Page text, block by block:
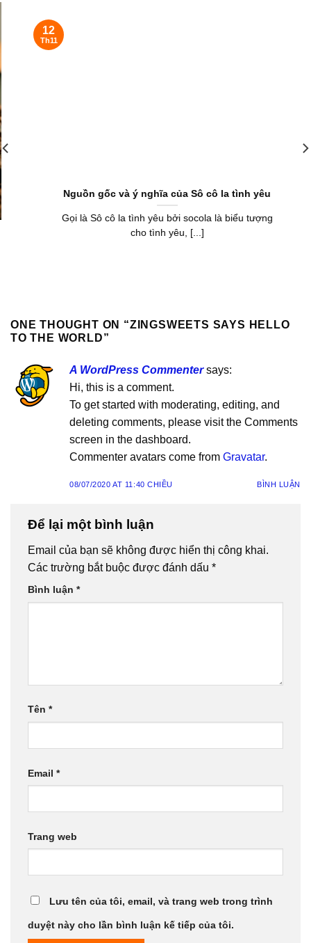
Nguồn gốc và ý nghĩa của Sô cô la tình yêu
Gọi là Sô cô la tình yêu bởi socola là biểu tượng
cho tình yêu, [...]
12
Th11
ONE THOUGHT ON “ZINGSWEETS SAYS HELLO
TO THE WORLD”
A WordPress Commenter says:
Hi, this is a comment.
To get started with moderating, editing, and
deleting comments, please visit the Comments
screen in the dashboard.
Commenter avatars come from Gravatar.
08/07/2020 AT 11:40 CHIỀU BÌNH LUẬN
Để lại một bình luận
Email của bạn sẽ không được hiển thị công khai.
Các trường bắt buộc được đánh dấu *
Bình luận *
Tên *
Email *
Trang web
Lưu tên của tôi, email, và trang web trong trình
duyệt này cho lần bình luận kế tiếp của tôi.